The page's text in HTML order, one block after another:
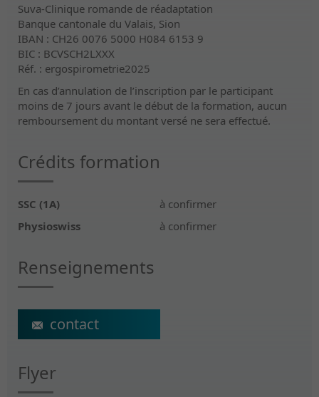
Suva-Clinique romande de réadaptation
Banque cantonale du Valais, Sion
IBAN : CH26 0076 5000 H084 6153 9
BIC : BCVSCH2LXXX
Réf. : ergospirometrie2025
En cas d’annulation de l’inscription par le participant
moins de 7 jours avant le début de la formation, aucun
remboursement du montant versé ne sera effectué.
Crédits formation
SSC (1A)
à confirmer
Physioswiss
à confirmer
Renseignements
ecs@crr-suva.ch
Flyer